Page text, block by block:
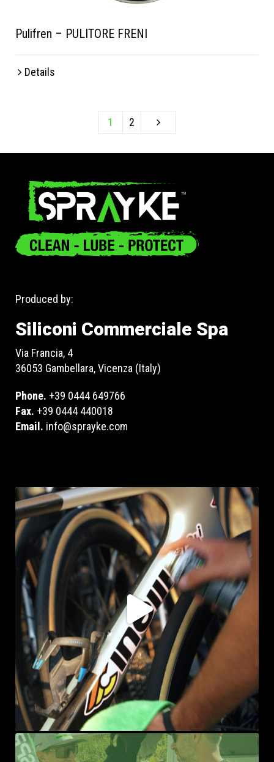
Pulifren – PULITORE FRENI
Details
1 2
Produced by:
Siliconi Commerciale Spa
Via Francia, 4
36053 Gambellara, Vicenza (Italy)
Phone. +39 0444 649766
Fax. +39 0444 440018
Email. info@sprayke.com
sprayke_bike
Ago 5
sprayke_bike
Ago 3